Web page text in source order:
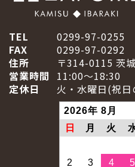
TEL
0299-97-0255
FAX
0299-97-0292
住所
〒314-0115 茨
営業時間
11:00～18:30
定休日
火・水曜日(祝
2026年 8月
日
月 火
2
3 4 5